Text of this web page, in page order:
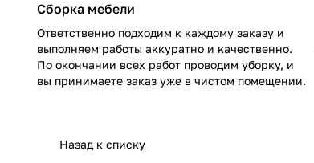
Сборка мебели
Ответственно подходим к каждому заказу и
выполняем работы аккуратно и качественно.
По окончании всех работ проводим уборку, и
вы принимаете заказ уже в чистом помещении.
Назад к списку